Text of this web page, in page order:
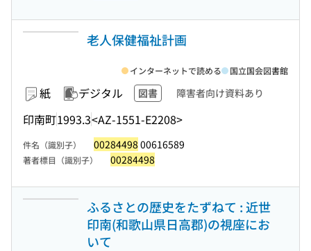
老人保健福祉計画
紙 デジタル 図書 障害者向け資料あり
印南町1993.3<AZ-1551-E2208>
インターネットで読める 国立国会図書館
件名（識別子） 00284498 00616589
著者標目（識別子） 00284498
ふるさとの歴史をたずねて : 近世
印南(和歌山県日高郡)の視座にお
いて